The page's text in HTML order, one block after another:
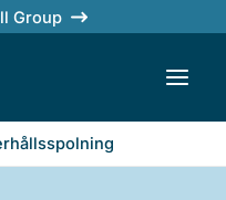
Group